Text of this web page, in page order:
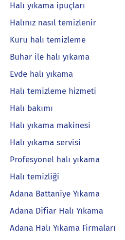
Halı yıkama ipuçları
Halınız nasıl temizlenir
Kuru halı temizleme
Buhar ile halı yıkama
Evde halı yıkama
Halı temizleme hizmeti
Halı bakımı
Halı yıkama makinesi
Halı yıkama servisi
Profesyonel halı yıkama
Halı temizliği
Adana Battaniye Yıkama
Adana Difiar Halı Yıkama
Adana Halı Yıkama Firmaları